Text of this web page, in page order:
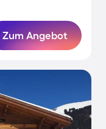
Zum Angebot